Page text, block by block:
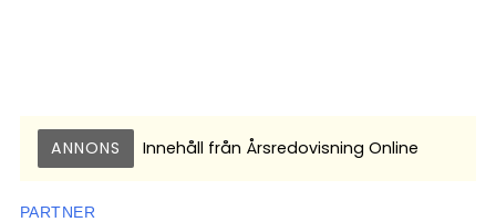
ANNONS Innehåll från Årsredovisning Online
PARTNER